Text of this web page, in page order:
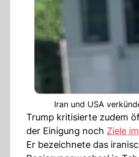
Iran und USA
Trump kritisierte zudem
der Einigung noch Ziele
Er bezeichnete das